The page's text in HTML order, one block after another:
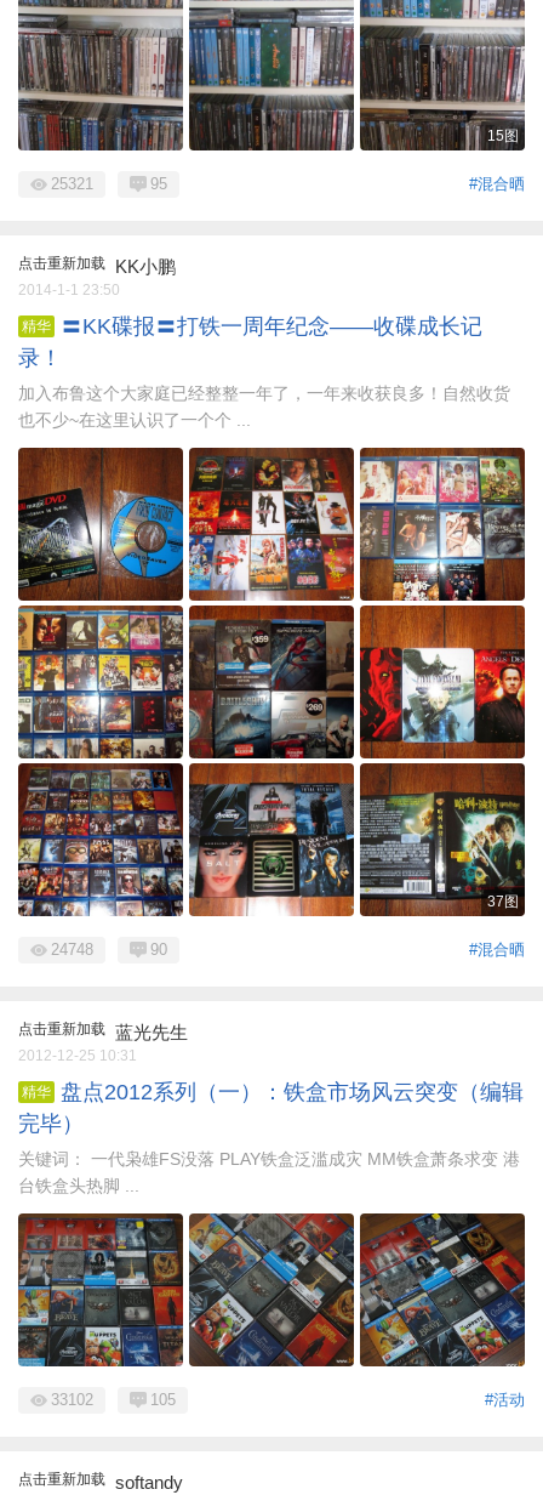
15图
#混合晒
25321 95
点击重新加载 KK小鹏
2014-1-1 23:50
精华
〓KK碟报〓打铁一周年纪念——收碟成长记
录！
加入布鲁这个大家庭已经整整一年了，一年来收获良多！自然收货
也不少~在这里认识了一个个 ...
37图
#混合晒
24748 90
点击重新加载 蓝光先生
2012-12-25 10:31
精华
盘点2012系列（一）：铁盒市场风云突变（编辑
完毕）
关键词： 一代枭雄FS没落 PLAY铁盒泛滥成灾 MM铁盒萧条求变 港
台铁盒头热脚 ...
#活动
33102 105
点击重新加载 softandy